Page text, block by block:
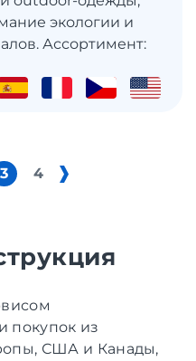
экологии и
Ассортимент:
3 4
покупок из
США и Канады,